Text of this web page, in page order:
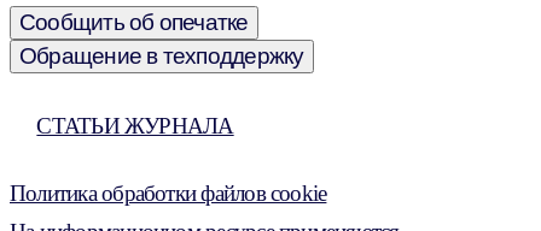
Сообщить об опечатке
Обращение в техподдержку
СТАТЬИ ЖУРНАЛА
Политика обработки файлов cookie